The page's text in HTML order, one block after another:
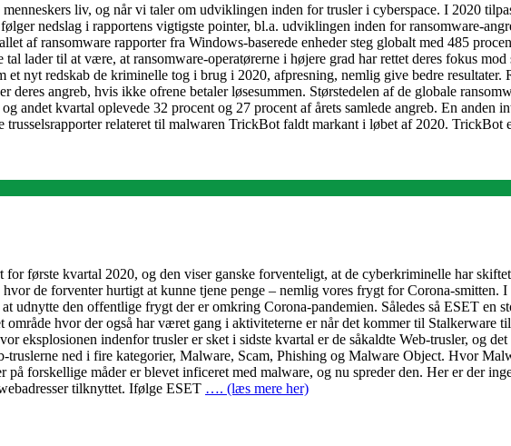
liv, og når vi taler om udviklingen inden for trusler i cyberspace. I 2020
nedslag i rapportens vigtigste pointer, bl.a. udviklingen inden for ransomware-
af ransomware rapporter fra Windows-baserede enheder steg globalt med 485
lader til at være, at ransomware-operatørerne i højere grad har rettet deres fokus
nyt redskab de kriminelle tog i brug i 2020, afpresning, nemlig give bedre resultater.
angreb, hvis ikke ofrene betaler løsesummen. Størstedelen af de globale
andet kvartal oplevede 32 procent og 27 procent af årets samlede angreb. En anden
relateret til malwaren TrickBot faldt markant i løbet af 2020. TrickBot
første kvartal 2020, og den viser ganske forventeligt, at de cyberkriminelle har
hvor de forventer hurtigt at kunne tjene penge – nemlig vores frygt for Corona-
udnytte den offentlige frygt der er omkring Corona-pandemien. Således så ESET en
hvor der også har været gang i aktiviteterne er når det kommer til Stalkerware
eksplosionen indenfor trusler er sket i sidste kvartal er de såkaldte Web-trusler, og
ned i fire kategorier, Malware, Scam, Phishing og Malware Object. Hvor
forskellige måder er blevet inficeret med malware, og nu spreder den. Her er der
tilknyttet. Ifølge ESET …. (læs mere her)